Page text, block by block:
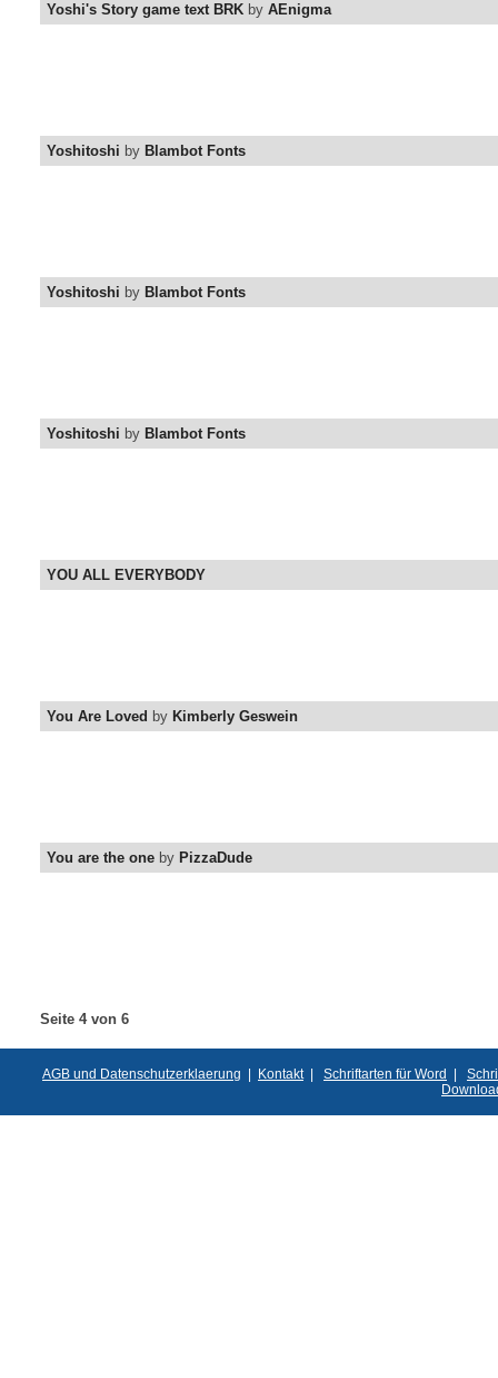
Yoshi's Story game text BRK by AEnigma
Yoshitoshi by Blambot Fonts
Yoshitoshi by Blambot Fonts
Yoshitoshi by Blambot Fonts
YOU ALL EVERYBODY
You Are Loved by Kimberly Geswein
You are the one by PizzaDude
Seite 4 von 6
AGB und Datenschutzerklaerung | Kontakt| Schriftarten für Word |